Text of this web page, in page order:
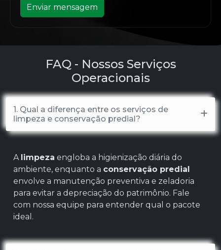
Enviar mensagem
FAQ - Nossos Serviços
Operacionais
1. Qual a diferença entre os serviços de
limpeza e conservação predial?
A limpeza engloba a higienização diária do
ambiente, enquanto a conservação predial
envolve a manutenção preventiva e zeladoria
para evitar a depreciação do patrimônio. Fale
com nossa equipe para entender qual o pacote
ideal.